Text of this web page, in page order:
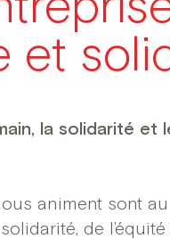
et
la solidarité et
animent sont
de